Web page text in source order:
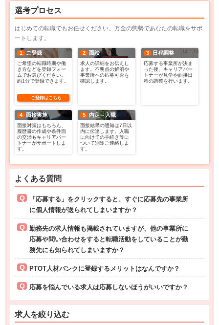
選考プロセス
はじめての転職でもお任せください。万全の態勢であなたの転職をサポ
ートします。
1 ご登録
ご希望の転職時期や働
き方などを登録フォー
ムでお選びください。
約1分で登録できます。
ご登録はこちら
2 面談
求人の詳細をお伝えし
ます。不明点の解消や
事業所への応募可否を
確認します。
3 日程調整
応募する事業所が決ま
った後、キャリアパー
トナーが見学や面接日
程の調整を行います。
4 面接実施
面接対策はもちろん、
履歴書の作成や条件面
の交渉もキャリアパー
トナーがサポートしま
す。
5 内定～入職
面接結果の通知は7日以
内に伝達します。入職
に向けての手続き等に
ついて別途ご連絡しま
す。
よくある質問
「応募する」をクリックすると、すぐに応募先の事業所
に個人情報が送られてしまいますか？
勤務先の求人情報も掲載されていますが、他の事業所に
応募や問い合わせをすると転職活動をしていることが勤
務先にも知られてしまいますか？
PTOT人材バンクに登録するメリットはなんですか？
応募を悩んでいる求人は応募しないほうがいいですか？
求人を絞り込む